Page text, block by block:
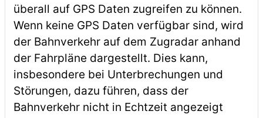
überall auf GPS Daten zugreifen zu können.
Wenn keine GPS Daten verfügbar sind, wird
der Bahnverkehr auf dem Zugradar anhand
der Fahrpläne dargestellt. Dies kann,
insbesondere bei Unterbrechungen und
Störungen, dazu führen, dass der
Bahnverkehr nicht in Echtzeit angezeigt